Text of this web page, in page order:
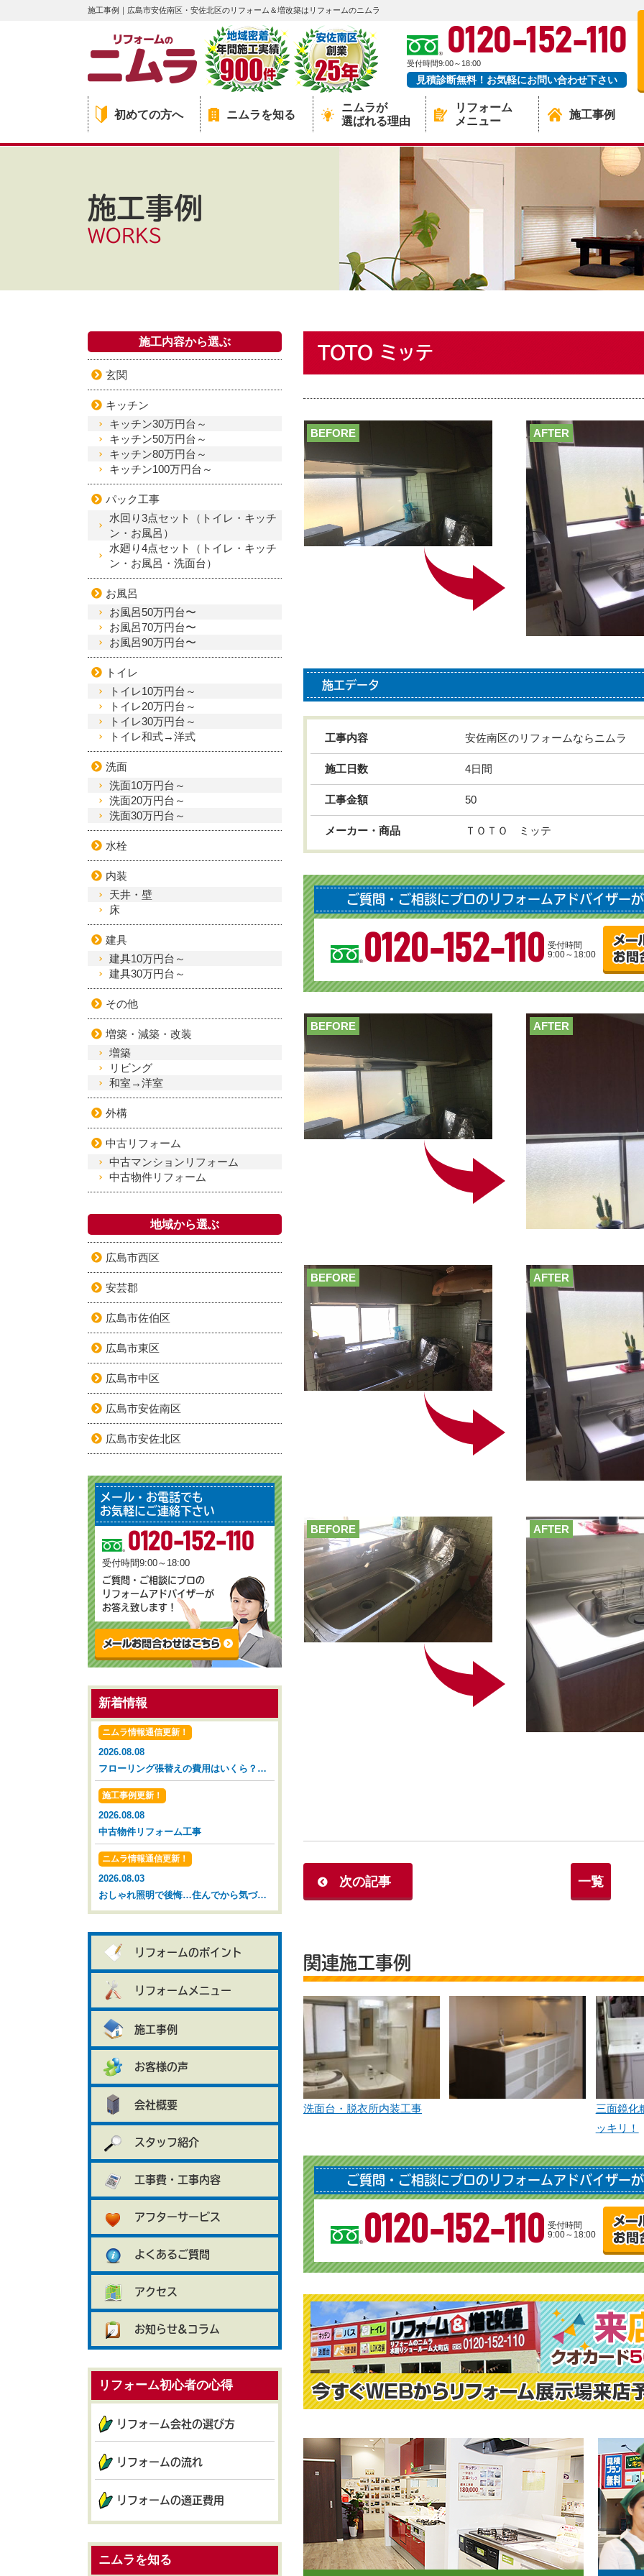
施工事例｜広島市安佐南区・安佐北区のリフォーム＆増改築はリフォームのニムラ
0120-152-110
受付時間9:00～18:00
見積診断無料！お気軽にお問い合わせ下さい
初めての方へ ニムラを知る
ニムラが
選ばれる理由
リフォーム
メニュー
施工事例
施工事例
WORKS
TOTO ミッテ
AFTER
BEFORE
施工データ
工事内容 安佐南区のリフォームならニムラ
施工日数 4日間
工事金額 50
メーカー・商品 ＴＯＴＯ ミッテ
ご質問・ご相談にプロのリフォームアドバイザー
0120-152-110 受付時間
9:00～18:00
AFTER
BEFORE
AFTER
BEFORE
AFTER
BEFORE
次の記事 一覧
関連施工事例
洗面台・脱衣所内装工事
三面鏡化
ッキリ！
ご質問・ご相談にプロのリフォームアドバイザー
0120-152-110 受付時間
9:00～18:00
施工内容から選ぶ
玄関
キッチン
キッチン30万円台～
キッチン50万円台～
キッチン80万円台～
キッチン100万円台～
パック工事
水回り3点セット（トイレ・キッチ
ン・お風呂）
水廻り4点セット（トイレ・キッチ
ン・お風呂・洗面台）
お風呂
お風呂50万円台〜
お風呂70万円台〜
お風呂90万円台〜
トイレ
トイレ10万円台～
トイレ20万円台～
トイレ30万円台～
トイレ和式→洋式
洗面
洗面10万円台～
洗面20万円台～
洗面30万円台～
水栓
内装
天井・壁
床
建具
建具10万円台～
建具30万円台～
その他
増築・減築・改装
増築
リビング
和室→洋室
外構
中古リフォーム
中古マンションリフォーム
中古物件リフォーム
地域から選ぶ
広島市西区
安芸郡
広島市佐伯区
広島市東区
広島市中区
広島市安佐南区
広島市安佐北区
メール・お電話でも
お気軽にご連絡下さい
0120-152-110
受付時間9:00～18:00
ご質問・ご相談にプロの
リフォームアドバイザーが
お答え致します！
新着情報
ニムラ情報通信更新！
2026.08.08
フローリング張替えの費用はいくら？タイミングと相場を解説【広島市 安佐南区 安佐北区】
施工事例更新！
2026.08.08
中古物件リフォーム工事
ニムラ情報通信更新！
2026.08.03
おしゃれ照明で後悔…住んでから気づいた落とし穴【広島市 安佐南区 安佐北区】
リフォームのポイント
リフォームメニュー
施工事例
お客様の声
会社概要
スタッフ紹介
工事費・工事内容
アフターサービス
よくあるご質問
アクセス
お知らせ&コラム
リフォーム初心者の心得
リフォーム会社の選び方
リフォームの流れ
リフォームの適正費用
ニムラを知る